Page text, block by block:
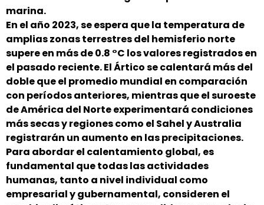
marina.
En el año 2023, se espera que la temperatura de
amplias zonas terrestres del hemisferio norte
supere en más de 0.8 °C los valores registrados en
el pasado reciente. El Ártico se calentará más del
doble que el promedio mundial en comparación
con períodos anteriores, mientras que el suroeste
de América del Norte experimentará condiciones
más secas y regiones como el Sahel y Australia
registrarán un aumento en las precipitaciones.
Para abordar el calentamiento global, es
fundamental que todas las actividades
humanas, tanto a nivel individual como
empresarial y gubernamental, consideren el